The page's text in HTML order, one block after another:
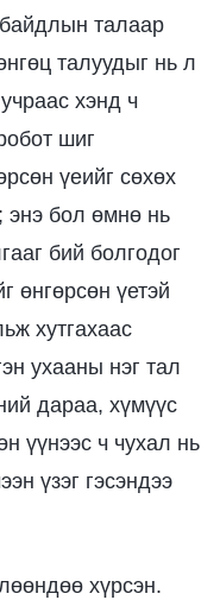
талаар
талуудыг нь л
хэнд ч
шиг
үеийг сөхөх
энэ бол өмнө нь
бий болгодог
өнгөрсөн үетэй
хутгахаас
ухааны нэг тал
дараа, хүмүүс
үүнээс ч чухал нь
үзэг гэсэндээ
хүрсэн.